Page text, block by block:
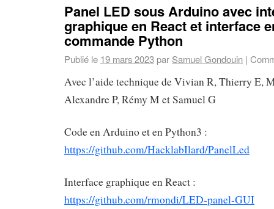
Panel LED sous Arduino avec
graphique en React et interface
commande Python
Publié le 19 mars 2023 par Samuel Gondouin |
Avec l’aide technique de Vivian R, Thierry E,
Alexandre P, Rémy M et Samuel G
Code en Arduino et en Python3 :
https://github.com/HacklabIlard/PanelLed
Interface graphique en React :
https://github.com/rmondi/LED-panel-GUI